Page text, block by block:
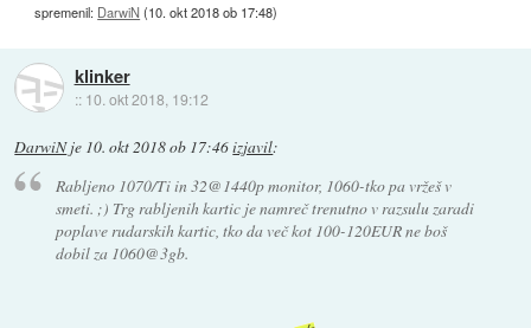
spremenil: DarwiN(10. okt 2018 ob 17:48)
klinker
:: 10. okt 2018, 19:12
DarwiNje 10. okt 2018 ob 17:46izjavil:
Rabljeno 1070/Ti in 32@1440p monitor, 1060-tko pa vržeš v
smeti. ;) Trg rabljenih kartic je namreč trenutno v razsulu zaradi
poplave rudarskih kartic, tko da več kot 100-120EUR ne boš
dobil za 1060@3gb.